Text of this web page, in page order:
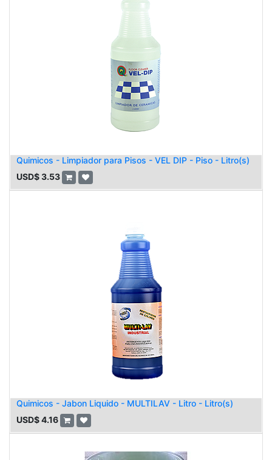
Quimicos - Limpiador para Pisos - VEL DIP - Piso - Litro(s)
USD$3.53
Quimicos - Jabon Liquido - MULTILAV - Litro - Litro(s)
USD$4.16